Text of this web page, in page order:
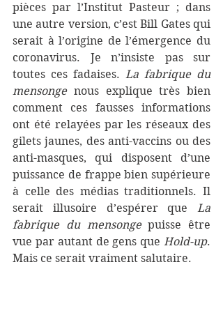
pièces par l’Institut Pasteur ; dans
une autre version, c’est Bill Gates qui
serait à l’origine de l’émergence du
coronavirus. Je n’insiste pas sur
toutes ces fadaises. La fabrique du
mensonge nous explique très bien
comment ces fausses informations
ont été relayées par les réseaux des
gilets jaunes, des anti-vaccins ou des
anti-masques, qui disposent d’une
puissance de frappe bien supérieure
à celle des médias traditionnels. Il
serait illusoire d’espérer que La
fabrique du mensonge puisse être
vue par autant de gens que Hold-up.
Mais ce serait vraiment salutaire.